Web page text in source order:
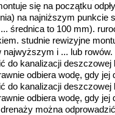
się na początku
na najniższym punkcie
średnica to 100 mm).
studnie rewizyjne
najwyższym i ... lub
do kanalizacji deszczowej
odbiera wodę, gdy
do kanalizacji deszczowej
odbiera wodę, gdy
można